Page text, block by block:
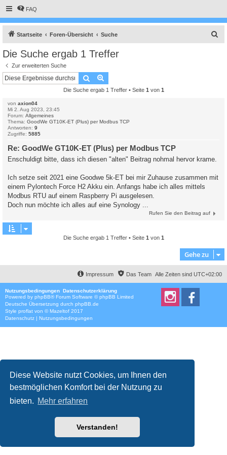
Diese Website nutzt Cookies, um Ihnen den
bestmöglichen Komfort bei der Nutzung zu
bieten. Mehr erfahren
Verstanden!
FAQ
Startseite Foren-Übersicht Suche
Die Suche ergab 1 Treffer
Zur erweiterten Suche
Suche
Die Suche ergab 1 Treffer • Seite 1 von 1
von axion04
Mi 2. Aug 2023, 23:45
Forum: Allgemeines
Thema: GoodWe GT10K-ET (Plus) per Modbus TCP
Antworten: 9
Zugriffe: 5885
Re: GoodWe GT10K-ET (Plus) per Modbus TCP
Enschuldigt bitte, dass ich diesen "alten" Beitrag nohmal hervor krame.
Ich setze seit 2021 eine Goodwe 5k-ET bei mir Zuhause zusammen mit
einem Pylontech Force H2 Akku ein. Anfangs habe ich alles mittels
Modbus RTU auf einem Raspberry Pi ausgelesen.
Doch nun möchte ich alles auf eine Synology ...
Rufen Sie den Beitrag auf
Die Suche ergab 1 Treffer • Seite 1 von 1
Gehe zu
Alle Zeiten sind UTC+02:00
Das Team
Impressum
Nutzungsbedingungen Datenschutzerklärung
Powered by phpBB® Forum Software © phpBB Limited
Deutsche Übersetzung durch phpBB.de
Style proflat von ©Mazeltof 2017
Datenschutz | Nutzungsbedingungen